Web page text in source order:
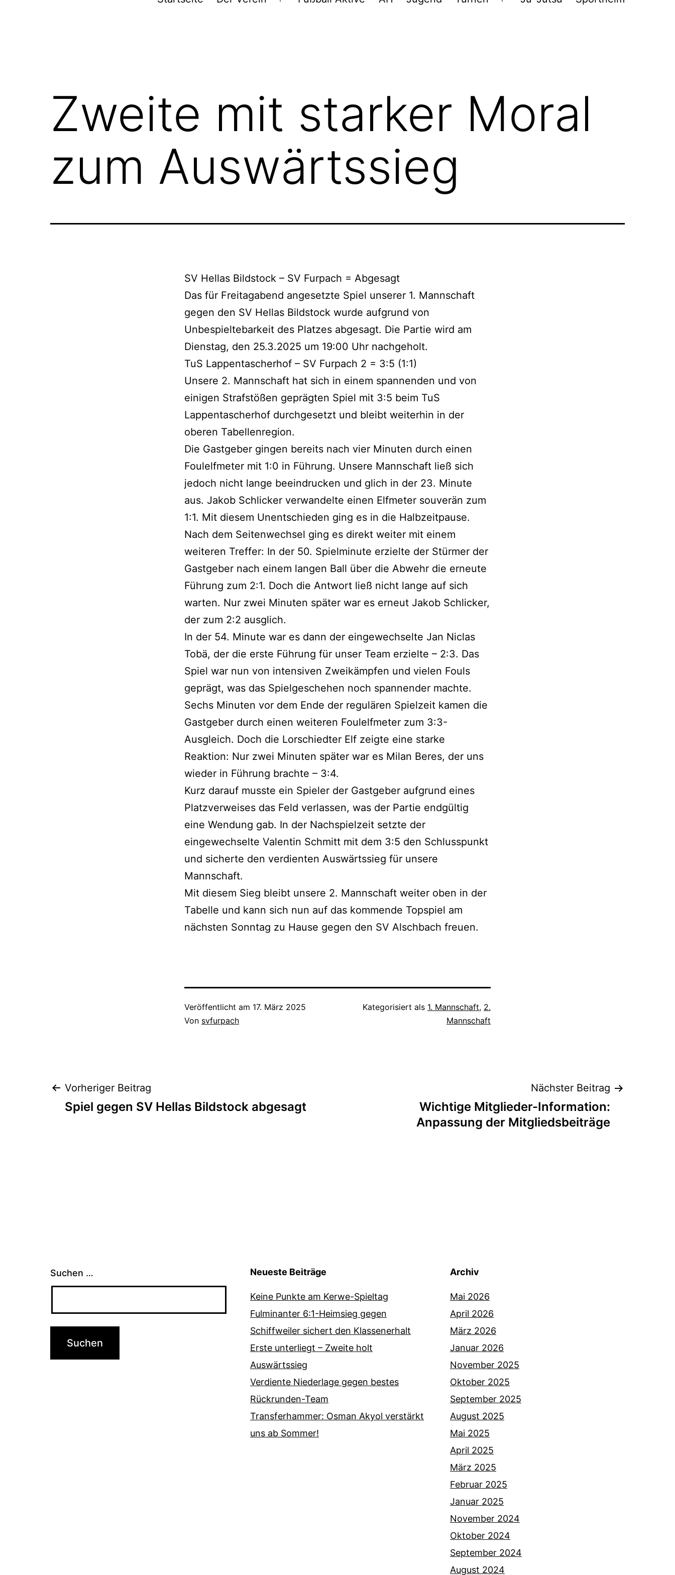
Menü
Menü
Zweite mit starker Moral
zum Auswärtssieg
SV Hellas Bildstock – SV Furpach = Abgesagt
Das für Freitagabend angesetzte Spiel unserer 1. Mannschaft
gegen den SV Hellas Bildstock wurde aufgrund von
Unbespieltebarkeit des Platzes abgesagt. Die Partie wird am
Dienstag, den 25.3.2025 um 19:00 Uhr nachgeholt.
TuS Lappentascherhof – SV Furpach 2 = 3:5 (1:1)
Unsere 2. Mannschaft hat sich in einem spannenden und von
einigen Strafstößen geprägten Spiel mit 3:5 beim TuS
Lappentascherhof durchgesetzt und bleibt weiterhin in der
oberen Tabellenregion.
Die Gastgeber gingen bereits nach vier Minuten durch einen
Foulelfmeter mit 1:0 in Führung. Unsere Mannschaft ließ sich
jedoch nicht lange beeindrucken und glich in der 23. Minute
aus. Jakob Schlicker verwandelte einen Elfmeter souverän zum
1:1. Mit diesem Unentschieden ging es in die Halbzeitpause.
Nach dem Seitenwechsel ging es direkt weiter mit einem
weiteren Treffer: In der 50. Spielminute erzielte der Stürmer der
Gastgeber nach einem langen Ball über die Abwehr die erneute
Führung zum 2:1. Doch die Antwort ließ nicht lange auf sich
warten. Nur zwei Minuten später war es erneut Jakob Schlicker,
der zum 2:2 ausglich.
In der 54. Minute war es dann der eingewechselte Jan Niclas
Tobä, der die erste Führung für unser Team erzielte – 2:3. Das
Spiel war nun von intensiven Zweikämpfen und vielen Fouls
geprägt, was das Spielgeschehen noch spannender machte.
Sechs Minuten vor dem Ende der regulären Spielzeit kamen die
Gastgeber durch einen weiteren Foulelfmeter zum 3:3-
Ausgleich. Doch die Lorschiedter Elf zeigte eine starke
Reaktion: Nur zwei Minuten später war es Milan Beres, der uns
wieder in Führung brachte – 3:4.
Kurz darauf musste ein Spieler der Gastgeber aufgrund eines
Platzverweises das Feld verlassen, was der Partie endgültig
eine Wendung gab. In der Nachspielzeit setzte der
eingewechselte Valentin Schmitt mit dem 3:5 den Schlusspunkt
und sicherte den verdienten Auswärtssieg für unsere
Mannschaft.
Mit diesem Sieg bleibt unsere 2. Mannschaft weiter oben in der
Tabelle und kann sich nun auf das kommende Topspiel am
nächsten Sonntag zu Hause gegen den SV Alschbach freuen.
Veröffentlicht am 17. März 2025
Von svfurpach
Kategorisiert als 1. Mannschaft, 2.
Mannschaft
Beitragsnavigation
Vorheriger Beitrag
Spiel gegen SV Hellas Bildstock abgesagt
Nächster Beitrag
Wichtige Mitglieder-Information:
Anpassung der Mitgliedsbeiträge
Suchen … Neueste Beiträge
Keine Punkte am Kerwe-Spieltag
Fulminanter 6:1-Heimsieg gegen
Schiffweiler sichert den Klassenerhalt
Erste unterliegt – Zweite holt
Auswärtssieg
Verdiente Niederlage gegen bestes
Rückrunden-Team
Transferhammer: Osman Akyol verstärkt
uns ab Sommer!
Archiv
Mai 2026
April 2026
März 2026
Januar 2026
November 2025
Oktober 2025
September 2025
August 2025
Mai 2025
April 2025
März 2025
Februar 2025
Januar 2025
November 2024
Oktober 2024
September 2024
August 2024